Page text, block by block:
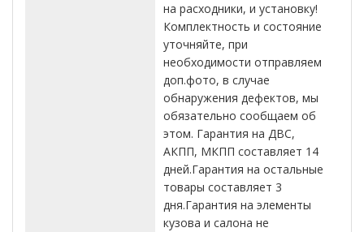
на расходники, и установку!
Комплектность и состояние
уточняйте, при
необходимости отправляем
доп.фото, в случае
обнаружения дефектов, мы
обязательно сообщаем об
этом. Гарантия на ДВС,
АКПП, МКПП составляет 14
дней.Гарантия на остальные
товары составляет 3
дня.Гарантия на элементы
кузова и салона не